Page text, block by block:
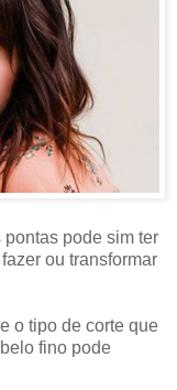
pode sim ter
ou transformar
o tipo de corte que
fino pode